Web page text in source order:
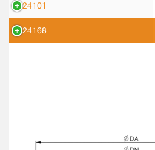
424101
424168